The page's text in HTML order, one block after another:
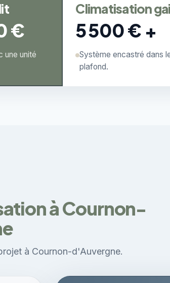
€
une unité
Climatisation
5 500 € +
Système encastré dans
plafond.
à Cournon-
à Cournon-d'Auvergne.